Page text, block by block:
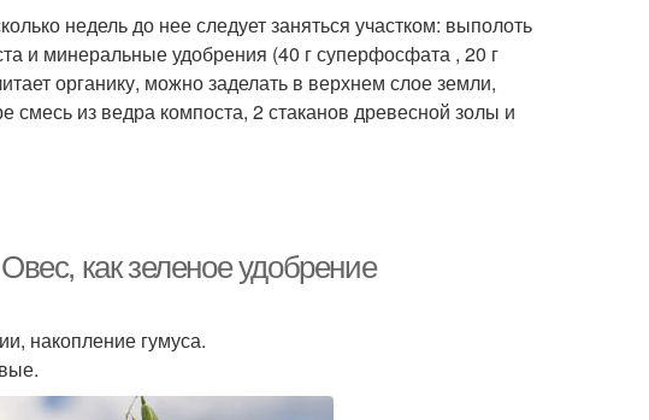
недель до нее следует заняться участком: выполоть
и минеральные удобрения (40 г суперфосфата , 20 г
органику, можно заделать в верхнем слое земли,
из ведра компоста, 2 стаканов древесной золы и
как зеленое удобрение
накопление гумуса.